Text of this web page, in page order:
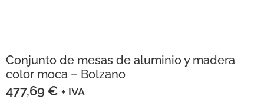
Conjunto de mesas de aluminio y madera
color moca – Bolzano
477,69 € + IVA